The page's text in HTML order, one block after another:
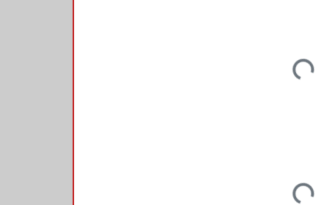
Loading...
Loading...